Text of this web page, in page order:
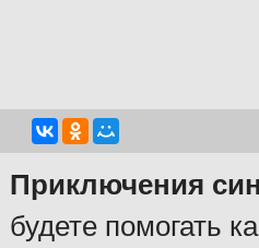
Приключения
будете помогать